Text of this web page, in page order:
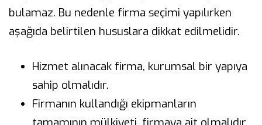
bulamaz. Bu nedenle firma seçimi yapılırken
aşağıda belirtilen hususlara dikkat edilmelidir.
Hizmet alınacak firma, kurumsal bir yapıya
sahip olmalıdır.
Firmanın kullandığı ekipmanların
tamamının mülkiyeti, firmaya ait olmalıdır.